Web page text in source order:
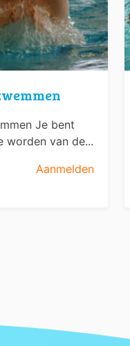
Je bent
worden van de...
Aanmelden